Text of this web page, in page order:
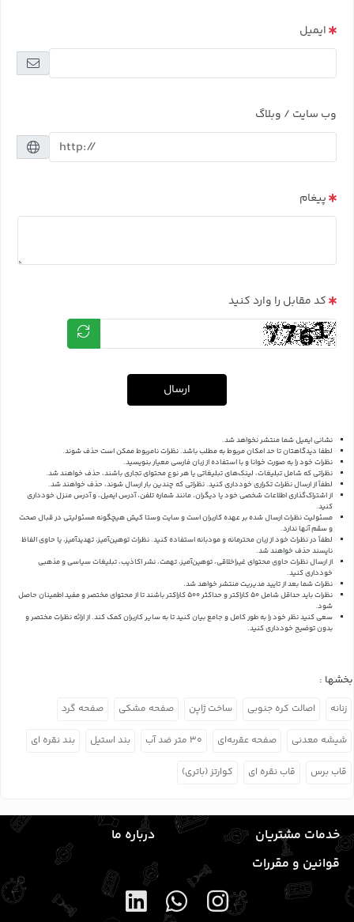
ایمیل
وب سایت / وبلاگ
پیغام
کد مقابل را وارد کنید
ارسال
نشانی ایمیل شما منتشر نخواهد شد.
لطفا دیدگاهتان تا حد امکان مربوط به مطلب باشد. نظرات نامربوط ممکن است حذف شوند.
نظرات خود را به صورت خوانا و با استفاده از زبان فارسی معیار بنویسید.
نظراتی که شامل تبلیغات، لینک‌های تبلیغاتی یا هر نوع محتوای تجاری باشند، حذف خواهند شد.
لطفاً از ارسال نظرات تکراری خودداری کنید. نظراتی که چندین بار ارسال شوند، حذف خواهند شد.
از اشتراک‌گذاری اطلاعات شخصی خود یا دیگران، مانند شماره تلفن، آدرس ایمیل، و آدرس منزل خودداری
کنید.
مسئولیت نظرات ارسال شده بر عهده کاربران است و سایت وستا کیش هیچگونه مسئولیتی در قبال صحت
و سقم آنها ندارد.
لطفاً در نظرات خود از زبان محترمانه و مودبانه استفاده کنید. نظرات توهین‌آمیز، تهدیدآمیز، یا حاوی الفاظ
ناپسند حذف خواهند شد.
از ارسال نظرات حاوی محتوای غیراخلاقی، توهین‌آمیز، تهمت، نشر اکاذیب، تبلیغات سیاسی و مذهبی
خودداری کنید.
نظرات شما بعد از تایید مدیریت منتشر خواهد شد.
نظرات باید حداقل شامل 50 کاراکتر و حداکثر 500 کاراکتر باشند تا از محتوای مختصر و مفید اطمینان حاصل
شود.
سعی کنید نظر خود را به طور کامل و جامع بیان کنید تا به سایر کاربران کمک کند.از ارائه نظرات مختصر و
بدون توضیح خودداری کنید.
بخشها :
زنانه اصالت کره جنوبی ساخت ژاپن صفحه مشکی صفحه گرد
شیشه معدنی صفحه عقربه‌ای ۳۰ متر ضد آب بند استیل بند نقره ای
قاب برس قاب نقره ای کوارتز (باتری)
خدمات مشتریان
درباره ما
قوانین و مقررات